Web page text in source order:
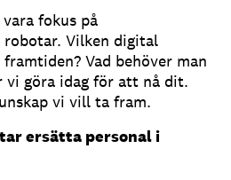
fokus på
Vilken digital
Vad behöver man
vi göra idag för att nå dit.
vi vill ta fram.
ersätta personal i